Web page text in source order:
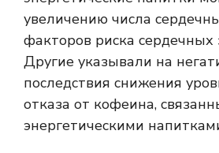
увеличению числа
факторов риска сердечных
Другие указывали на
последствия снижения
отказа от кофеина,
энергетическими